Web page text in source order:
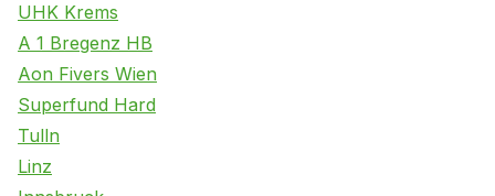
UHK Krems
A 1 Bregenz HB
Aon Fivers Wien
Superfund Hard
Tulln
Linz